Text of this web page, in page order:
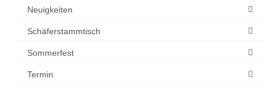
Neuigkeiten
Schäferstammtisch
Sommerfest
Termin